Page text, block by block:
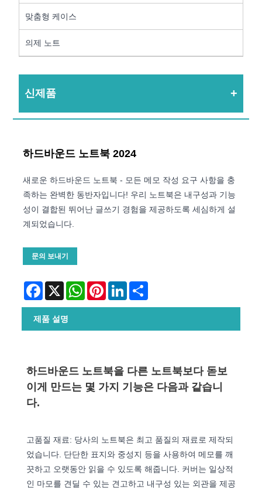
맞춤형 케이스
의제 노트
신제품
하드바운드 노트북 2024
새로운 하드바운드 노트북 - 모든 메모 작성 요구 사항을 충
족하는 완벽한 동반자입니다! 우리 노트북은 내구성과 기능
성이 결합된 뛰어난 글쓰기 경험을 제공하도록 세심하게 설
계되었습니다.
문의 보내기
Facebook
X WhatsAppPinterestLinkedIn
제품 설명
하드바운드 노트북을 다른 노트북보다 돋보
이게 만드는 몇 가지 기능은 다음과 같습니
다.
고품질 재료: 당사의 노트북은 최고 품질의 재료로 제작되
었습니다. 단단한 표지와 중성지 등을 사용하여 메모를 깨
끗하고 오랫동안 읽을 수 있도록 해줍니다. 커버는 일상적
인 마모를 견딜 수 있는 견고하고 내구성 있는 외관을 제공